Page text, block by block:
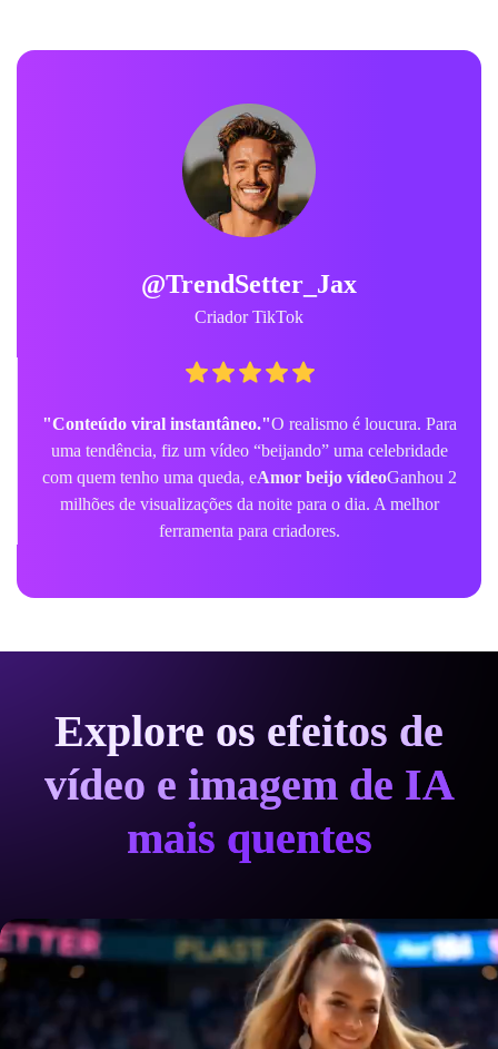
@TrendSetter_Jax
Criador TikTok
"Conteúdo viral instantâneo."O realismo é loucura. Para
uma tendência, fiz um vídeo “beijando” uma celebridade
com quem tenho uma queda, eAmor beijo vídeoGanhou 2
milhões de visualizações da noite para o dia. A melhor
ferramenta para criadores.
Explore os efeitos de
vídeo e imagem de IA
mais quentes